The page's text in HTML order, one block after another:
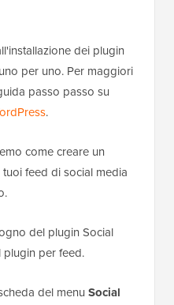
dei plugin
per uno. Per maggiori
passo passo su
.
come creare un
feed di social media
del plugin Social
plugin per feed.
del menu Social